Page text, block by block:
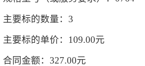
主要标的数量：3
主要标的单价：109.00元
合同金额：327.00元